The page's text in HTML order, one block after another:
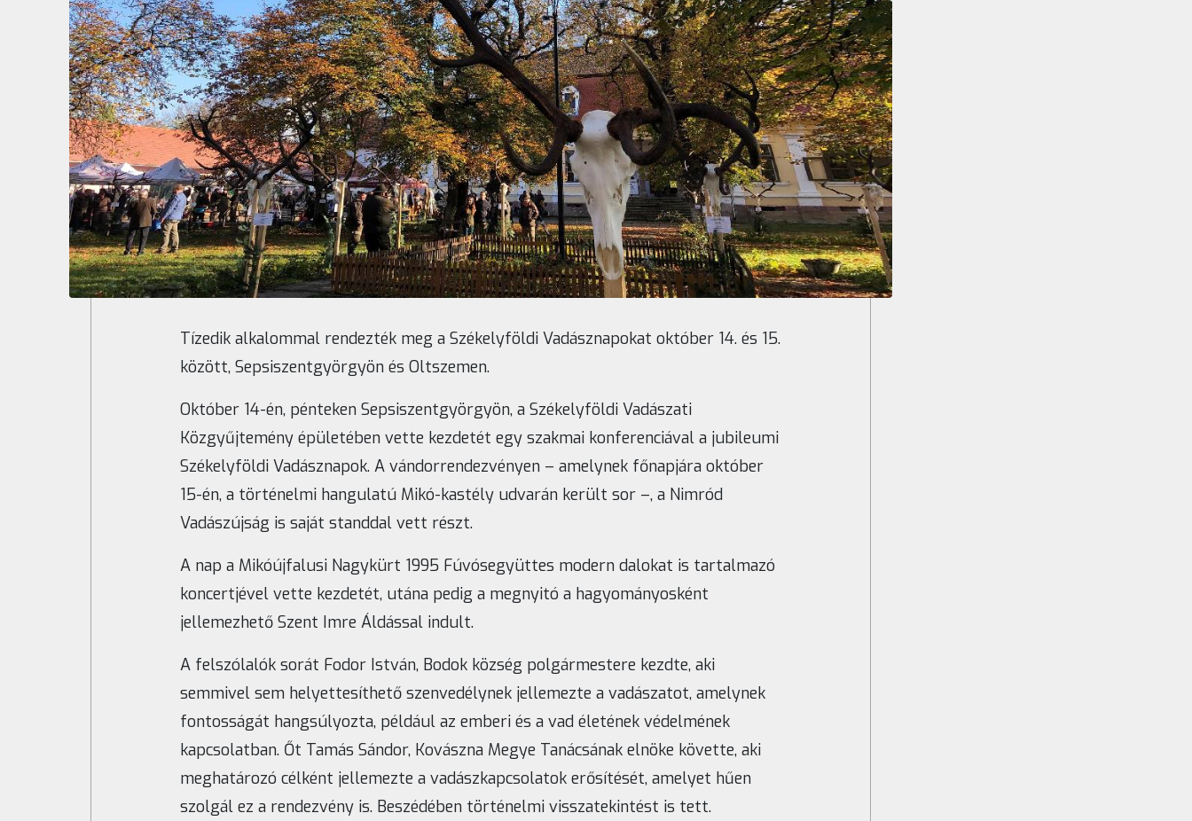
Tízedik alkalommal rendezték meg a Székelyföldi Vadásznapokat október 14. és 15.
között, Sepsiszentgyörgyön és Oltszemen.
Október 14-én, pénteken Sepsiszentgyörgyön, a Székelyföldi Vadászati
Közgyűjtemény épületében vette kezdetét egy szakmai konferenciával a jubileumi
Székelyföldi Vadásznapok. A vándorrendezvényen – amelynek főnapjára október
15-én, a történelmi hangulatú Mikó-kastély udvarán került sor –, a Nimród
Vadászújság is saját standdal vett részt.
A nap a Mikóújfalusi Nagykürt 1995 Fúvósegyüttes modern dalokat is tartalmazó
koncertjével vette kezdetét, utána pedig a megnyitó a hagyományosként
jellemezhető Szent Imre Áldással indult.
A felszólalók sorát Fodor István, Bodok község polgármestere kezdte, aki
semmivel sem helyettesíthető szenvedélynek jellemezte a vadászatot, amelynek
fontosságát hangsúlyozta, például az emberi és a vad életének védelmének
kapcsolatban. Őt Tamás Sándor, Kovászna Megye Tanácsának elnöke követte, aki
meghatározó célként jellemezte a vadászkapcsolatok erősítését, amelyet hűen
szolgál ez a rendezvény is. Beszédében történelmi visszatekintést is tett.